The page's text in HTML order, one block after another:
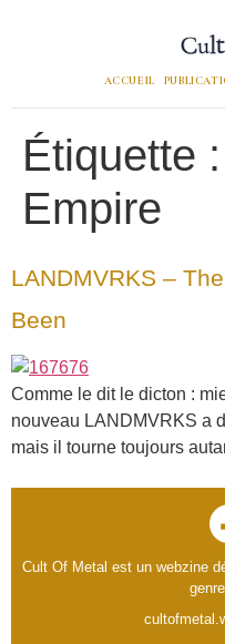
ACCUEIL
Étiquette :
Empire
LANDMVRKS –
Been
Comme le dit le dicton :
nouveau LANDMVRKS a
mais il tourne toujours
Cult Of Metal est un webzine